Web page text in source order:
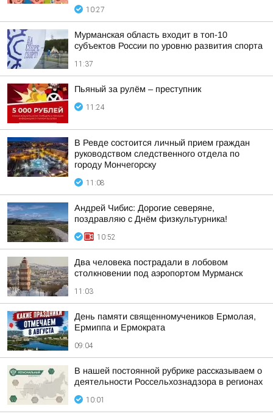
10:27
Мурманская область входит в топ-10
субъектов России по уровню развития спорта
11:37
Пьяный за рулём – преступник
11:24
В Ревде состоится личный прием граждан
руководством следственного отдела по
городу Мончегорску
11:08
Андрей Чибис: Дорогие северяне,
поздравляю с Днём физкультурника!
10:52
Два человека пострадали в лобовом
столкновении под аэропортом Мурманск
11:03
День памяти священномучеников Ермолая,
Ермиппа и Ермократа
09:04
В нашей постоянной рубрике рассказываем о
деятельности Россельхознадзора в регионах
10:01